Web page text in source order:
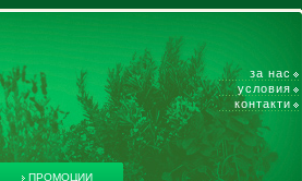
за нас
условия
контакти
ПРОМОЦИИ